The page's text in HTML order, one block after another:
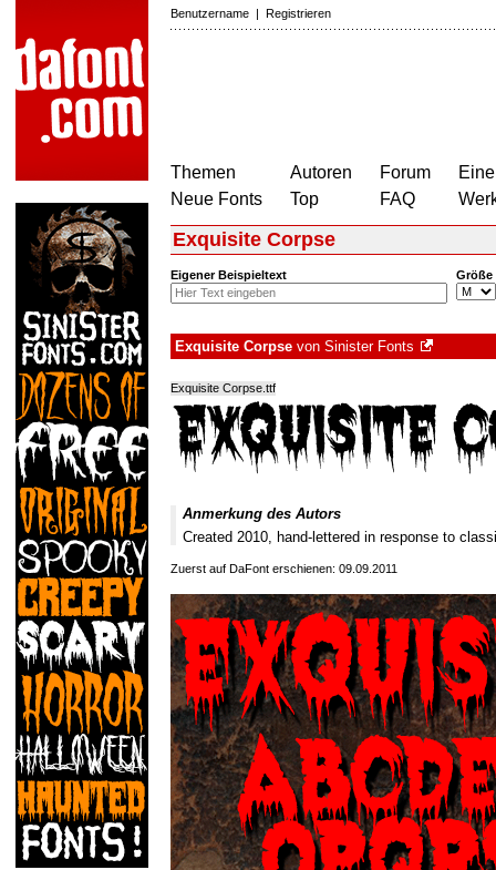
Benutzername | Registrieren
Themen
Neue Fonts
Autoren
Top
Forum
FAQ
Exquisite Corpse
Eigener Beispieltext Größe
Exquisite Corpse von Sinister Fonts
Exquisite Corpse.ttf
Anmerkung des Autors
Created 2010, hand-lettered in response to
Zuerst auf DaFont erschienen: 09.09.2011